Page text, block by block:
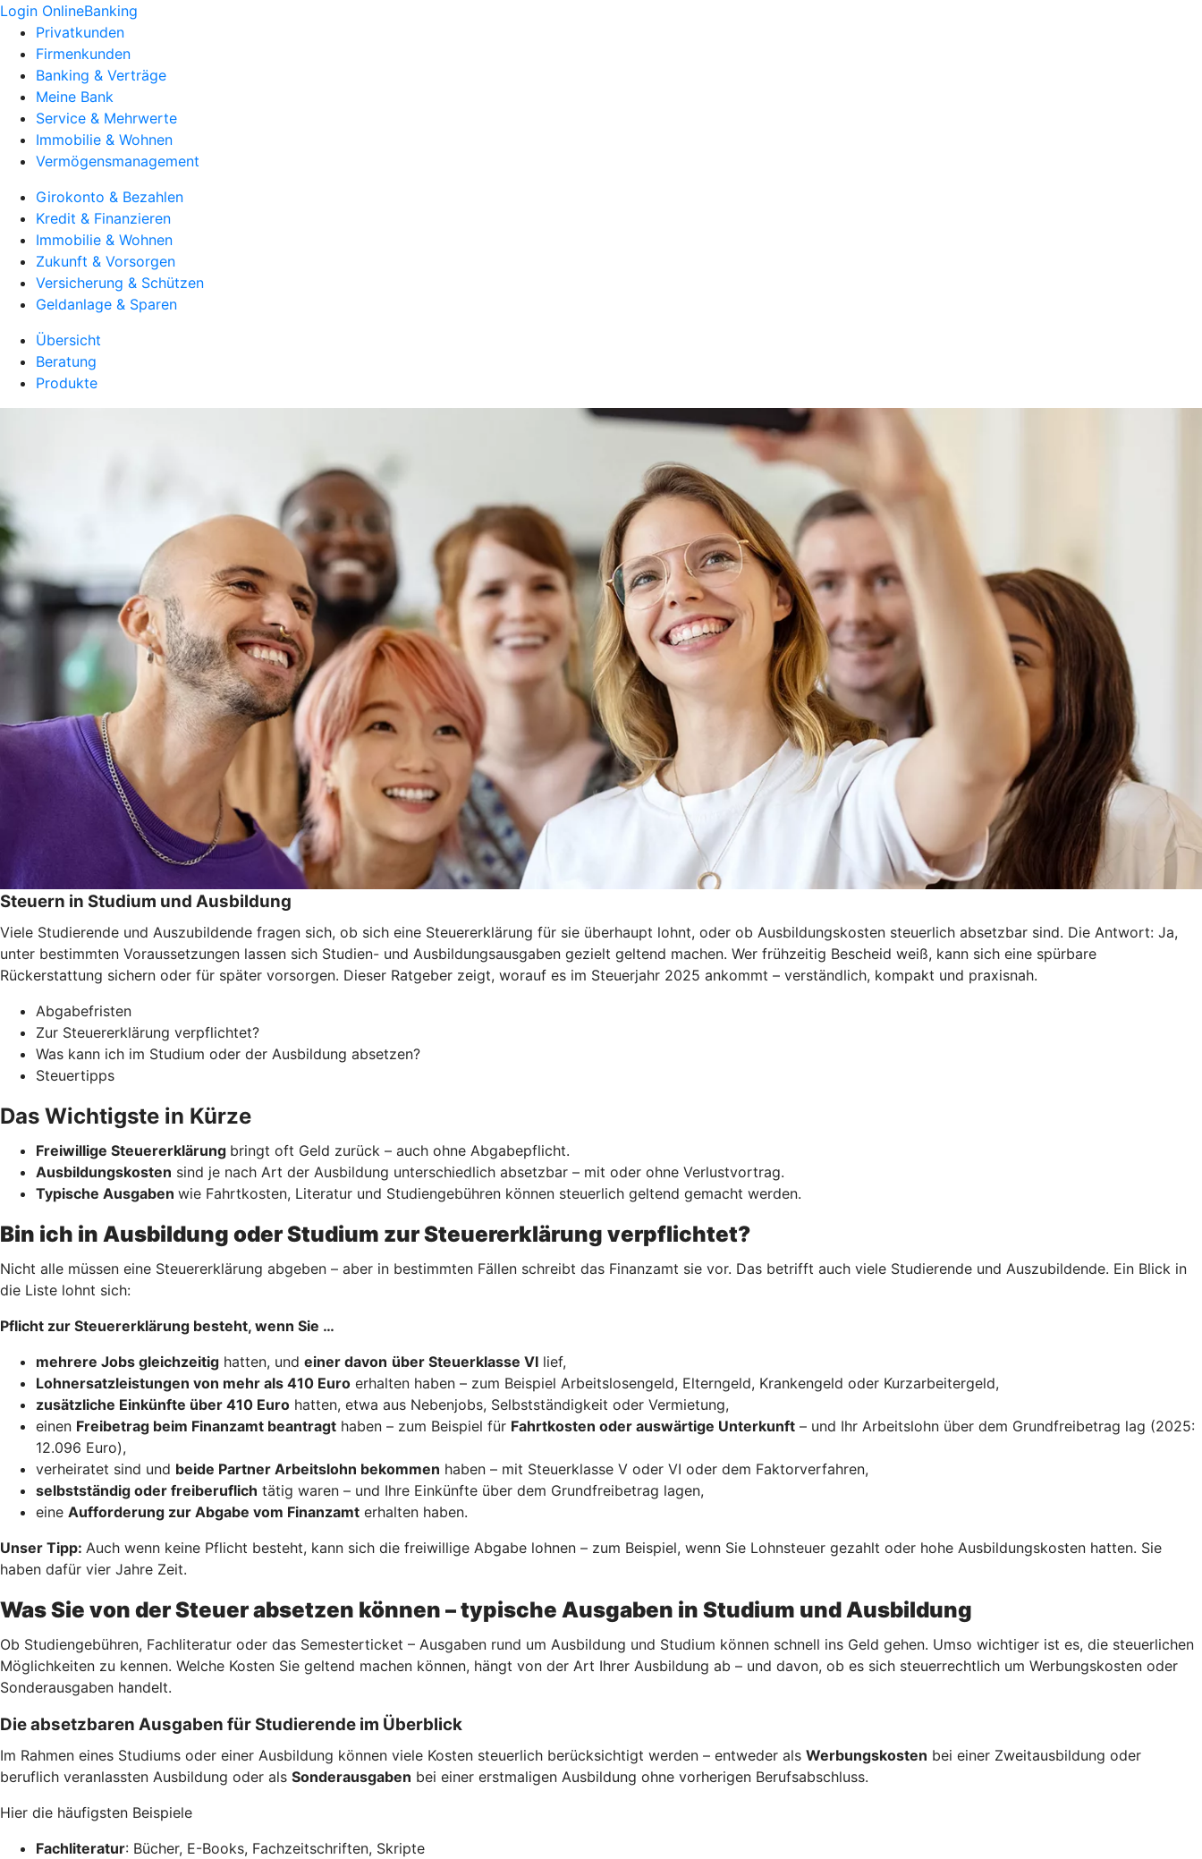
Login OnlineBanking
Privatkunden
Firmenkunden
Banking & Verträge
Meine Bank
Service & Mehrwerte
Immobilie & Wohnen
Vermögensmanagement
Girokonto & Bezahlen
Kredit & Finanzieren
Immobilie & Wohnen
Zukunft & Vorsorgen
Versicherung & Schützen
Geldanlage & Sparen
Übersicht
Beratung
Produkte
Steuern in Studium und Ausbildung
Viele Studierende und Auszubildende fragen sich, ob sich eine Steuererklärung für sie überhaupt lohnt, oder ob Ausbildungskosten steuerlich absetzbar sind. Die Antwort: Ja,
unter bestimmten Voraussetzungen lassen sich Studien- und Ausbildungsausgaben gezielt geltend machen. Wer frühzeitig Bescheid weiß, kann sich eine spürbare
Rückerstattung sichern oder für später vorsorgen. Dieser Ratgeber zeigt, worauf es im Steuerjahr 2025 ankommt – verständlich, kompakt und praxisnah.
Abgabefristen
Zur Steuererklärung verpflichtet?
Was kann ich im Studium oder der Ausbildung absetzen?
Steuertipps
Das Wichtigste in Kürze
Freiwillige Steuererklärung bringt oft Geld zurück – auch ohne Abgabepflicht.
Ausbildungskosten sind je nach Art der Ausbildung unterschiedlich absetzbar – mit oder ohne Verlustvortrag.
Typische Ausgaben wie Fahrtkosten, Literatur und Studiengebühren können steuerlich geltend gemacht werden.
Bin ich in Ausbildung oder Studium zur Steuererklärung verpflichtet?
Nicht alle müssen eine Steuererklärung abgeben – aber in bestimmten Fällen schreibt das Finanzamt sie vor. Das betrifft auch viele Studierende und Auszubildende. Ein Blick in
die Liste lohnt sich:
Pflicht zur Steuererklärung besteht, wenn Sie …
mehrere Jobs gleichzeitig hatten, und einer davon über Steuerklasse VI lief,
Lohnersatzleistungen von mehr als 410 Euro erhalten haben – zum Beispiel Arbeitslosengeld, Elterngeld, Krankengeld oder Kurzarbeitergeld,
zusätzliche Einkünfte über 410 Euro hatten, etwa aus Nebenjobs, Selbstständigkeit oder Vermietung,
einen Freibetrag beim Finanzamt beantragt haben – zum Beispiel für Fahrtkosten oder auswärtige Unterkunft – und Ihr Arbeitslohn über dem Grundfreibetrag lag (2025:
12.096 Euro),
verheiratet sind und beide Partner Arbeitslohn bekommen haben – mit Steuerklasse V oder VI oder dem Faktorverfahren,
selbstständig oder freiberuflich tätig waren – und Ihre Einkünfte über dem Grundfreibetrag lagen,
eine Aufforderung zur Abgabe vom Finanzamt erhalten haben.
Unser Tipp: Auch wenn keine Pflicht besteht, kann sich die freiwillige Abgabe lohnen – zum Beispiel, wenn Sie Lohnsteuer gezahlt oder hohe Ausbildungskosten hatten. Sie
haben dafür vier Jahre Zeit.
Was Sie von der Steuer absetzen können – typische Ausgaben in Studium und Ausbildung
Ob Studiengebühren, Fachliteratur oder das Semesterticket – Ausgaben rund um Ausbildung und Studium können schnell ins Geld gehen. Umso wichtiger ist es, die steuerlichen
Möglichkeiten zu kennen. Welche Kosten Sie geltend machen können, hängt von der Art Ihrer Ausbildung ab – und davon, ob es sich steuerrechtlich um Werbungskosten oder
Sonderausgaben handelt.
Die absetzbaren Ausgaben für Studierende im Überblick
Im Rahmen eines Studiums oder einer Ausbildung können viele Kosten steuerlich berücksichtigt werden – entweder als Werbungskosten bei einer Zweitausbildung oder
beruflich veranlassten Ausbildung oder als Sonderausgaben bei einer erstmaligen Ausbildung ohne vorherigen Berufsabschluss.
Hier die häufigsten Beispiele
Fachliteratur: Bücher, E-Books, Fachzeitschriften, Skripte